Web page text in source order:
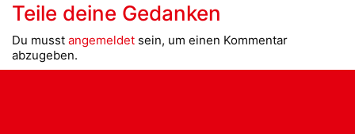
Teile deine Gedanken
Du musst angemeldet sein, um einen Kommentar
abzugeben.